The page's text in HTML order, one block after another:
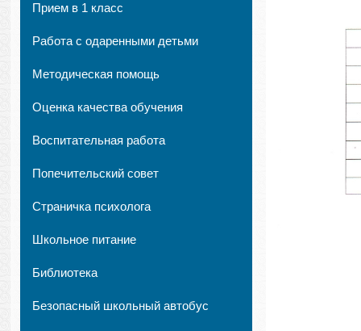
Прием в 1 класс
Работа с одаренными детьми
Методическая помощь
Оценка качества обучения
Воспитательная работа
Попечительский совет
Страничка психолога
Школьное питание
Библиотека
Безопасный школьный автобус